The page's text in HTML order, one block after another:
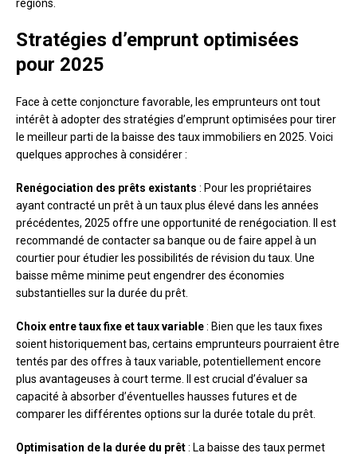
régions.
Stratégies d’emprunt optimisées
pour 2025
Face à cette conjoncture favorable, les emprunteurs ont tout
intérêt à adopter des stratégies d’emprunt optimisées pour tirer
le meilleur parti de la baisse des taux immobiliers en 2025. Voici
quelques approches à considérer :
Renégociation des prêts existants : Pour les propriétaires
ayant contracté un prêt à un taux plus élevé dans les années
précédentes, 2025 offre une opportunité de renégociation. Il est
recommandé de contacter sa banque ou de faire appel à un
courtier pour étudier les possibilités de révision du taux. Une
baisse même minime peut engendrer des économies
substantielles sur la durée du prêt.
Choix entre taux fixe et taux variable: Bien que les taux fixes
soient historiquement bas, certains emprunteurs pourraient être
tentés par des offres à taux variable, potentiellement encore
plus avantageuses à court terme. Il est crucial d’évaluer sa
capacité à absorber d’éventuelles hausses futures et de
comparer les différentes options sur la durée totale du prêt.
Optimisation de la durée du prêt: La baisse des taux permet